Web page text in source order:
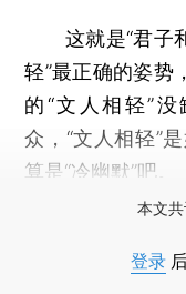
这就是“君子和
轻”最正确的姿势
的“文人相轻”
众，“文人相轻”
算是“冷幽默”吧。
本文
登录